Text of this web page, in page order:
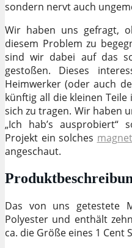
sondern nervt auch
Wir haben uns gefragt,
diesem Problem zu
sind wir dabei auf das
gestoßen. Dieses
Heimwerker (oder auch
künftig all die kleinen
sich zu tragen. Wir haben
„Ich hab’s ausprobiert“
Projekt ein solches
angeschaut.
Das von uns getestete
Polyester und enthält
ca. die Größe eines 1 Cent